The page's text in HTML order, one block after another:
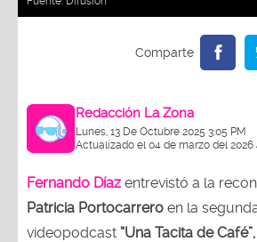
Redacción La Zona
Lunes, 13 De Octubre 2025 3:05 PM
Actualizado el 04 de marzo del 2026
Fernando Díaz entrevistó a la
Patricia Portocarrero en la
videopodcast “Una Tacita de Café”,